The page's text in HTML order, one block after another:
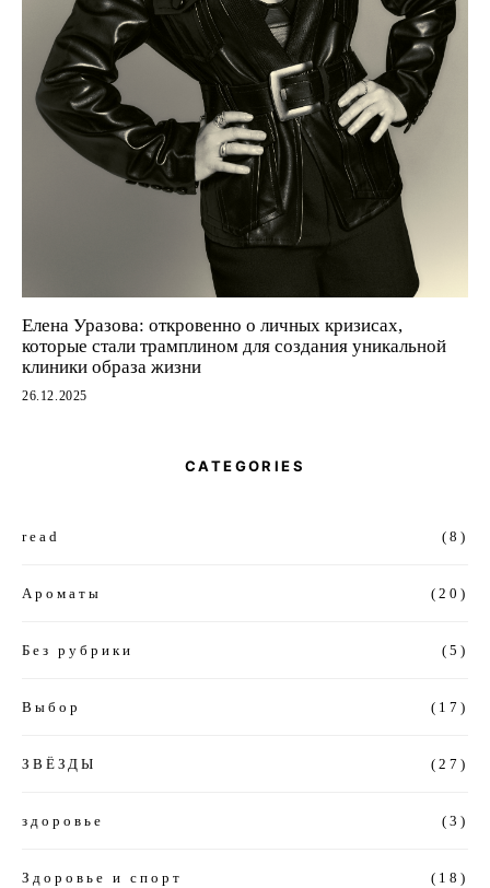
Елена Уразова: откровенно о личных кризисах,
которые стали трамплином для создания уникальной
клиники образа жизни
26.12.2025
CATEGORIES
read (8)
Ароматы (20)
Без рубрики (5)
Выбор (17)
ЗВЁЗДЫ (27)
здоровье (3)
Здоровье и спорт (18)